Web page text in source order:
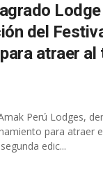
del
atraer
Perú Lodges,
para atraer
edic...